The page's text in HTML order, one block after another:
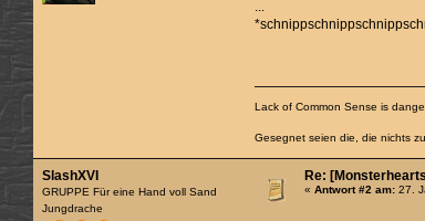
Lack of Common Sense is
Gesegnet seien die, die nichts
SlashXVI
GRUPPE Für eine Hand voll Sand
Jungdrache
Re:
«Antwort #2 am: 27.